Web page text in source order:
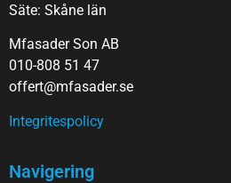
Säte: Skåne län
Mfasader Son AB
010-808 51 47
offert@mfasader.se
Integritespolicy
Navigering